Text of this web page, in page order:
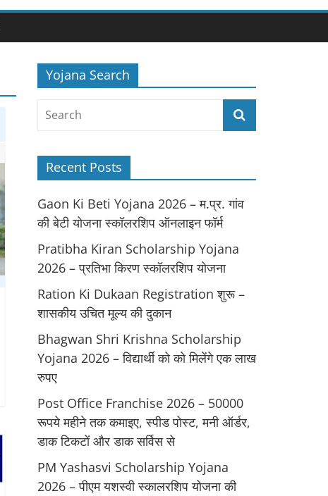
Yojana Search
Recent Posts
Gaon Ki Beti Yojana 2026 – म.प्र. गांव
की बेटी योजना स्कॉलरशिप ऑनलाइन फॉर्म
Pratibha Kiran Scholarship Yojana
2026 – प्रतिभा किरण स्कॉलरशिप योजना
Ration Ki Dukaan Registration शुरू –
शासकीय उचित मूल्य की दुकान
Bhagwan Shri Krishna Scholarship
Yojana 2026 – विद्यार्थी को को मिलेंगे एक लाख
रुपए
Post Office Franchise 2026 – 50000
रूपये महीने तक कमाइए, स्पीड पोस्ट, मनी ऑर्डर,
डाक टिकटों और डाक सर्विस से
PM Yashasvi Scholarship Yojana
2026 – पीएम यशस्वी स्कालरशिप योजना की